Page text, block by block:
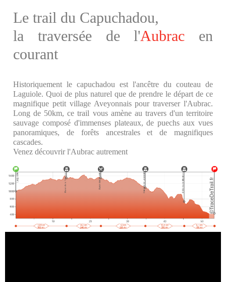
Le trail du Capuchadou,
la traversée de l'Aubrac en
courant
Historiquement le capuchadou est l'ancêtre du couteau de
Laguiole. Quoi de plus naturel que de prendre le départ de ce
magnifique petit village Aveyonnais pour traverser l'Aubrac.
Long de 50km, ce trail vous amène au travers d'un territoire
sauvage composé d'immenses plateaux, de puechs aux vues
panoramiques, de forêts ancestrales et de magnifiques
cascades.
Venez découvrir l'Aubrac autrement